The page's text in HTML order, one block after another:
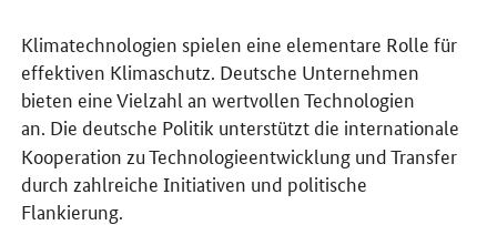
Klimatechnologien spielen eine elementare Rolle für
effektiven Klimaschutz. Deutsche Unternehmen
bieten eine Vielzahl an wertvollen Technologien
an. Die deutsche Politik unterstützt die internationale
Kooperation zu Technologieentwicklung und Transfer
durch zahlreiche Initiativen und politische
Flankierung.